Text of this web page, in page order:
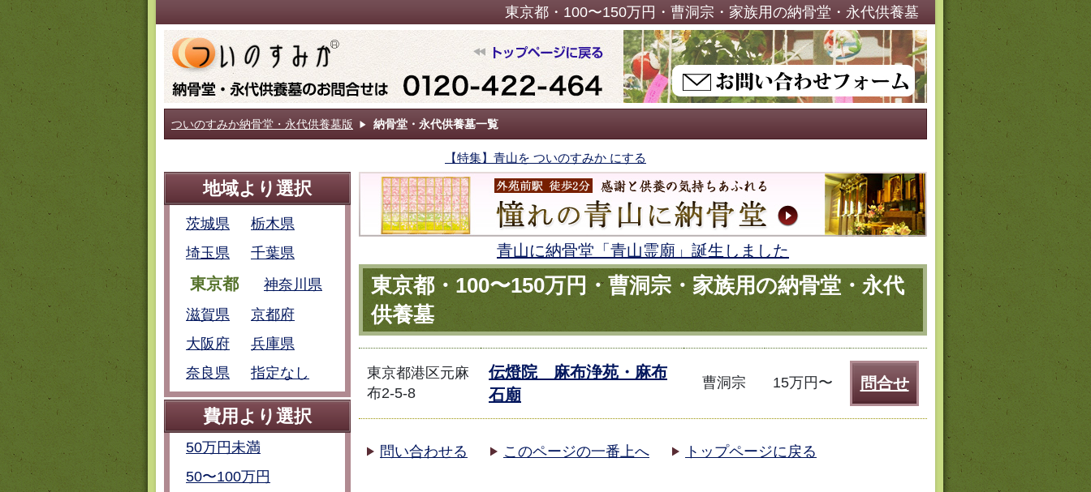
東京都・100〜150万円・曹洞宗・家族用の納骨堂・永代供養墓
ついのすみか納骨堂・永代供養墓版 納骨堂・永代供養墓一覧
【特集】青山を ついのすみか にする
青山に納骨堂「青山霊廟」誕生しました
東京都・100〜150万円・曹洞宗・家族用の納骨堂・永代
供養墓
東京都港区元麻
布2-5-8
伝燈院 麻布浄苑・麻布
石廟
曹洞宗 15万円〜 問合せ
問い合わせる このページの一番上へ トップページに戻る
地域より選択
茨城県
栃木県
埼玉県
千葉県
東京都
神奈川県
滋賀県
京都府
大阪府
兵庫県
奈良県
指定なし
費用より選択
50万円未満
50〜100万円